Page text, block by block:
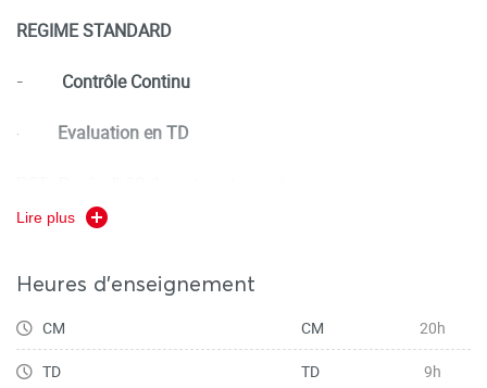
REGIME STANDARD
- Contrôle Continu
· Evaluation en TD
Evaluation terminale
DST . Durée 2h (hors tiers temps)
Lire plus
Heures d'enseignement
CM CM 20h
TD TD 9h